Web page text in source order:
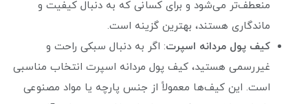
منعطف‌تر می‌شود و برای کسانی که به دنبال کیفیت و
ماندگاری هستند، بهترین گزینه است.
کیف پول مردانه اسپرت: اگر به دنبال سبکی راحت و
غیررسمی هستید، کیف پول مردانه اسپرت انتخاب مناسبی
است. این کیف‌ها معمولاً از جنس پارچه یا مواد مصنوعی